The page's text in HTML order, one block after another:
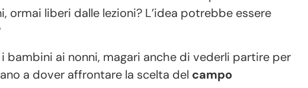
liberi dalle lezioni? L’idea potrebbe essere
ai nonni, magari anche di vederli partire per
a dover affrontare la scelta del campo